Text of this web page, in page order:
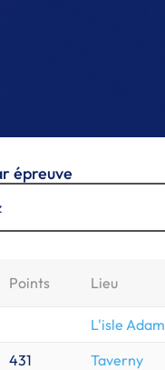
épreuve
Points Lieu
L'isle Adam
431
Taverny